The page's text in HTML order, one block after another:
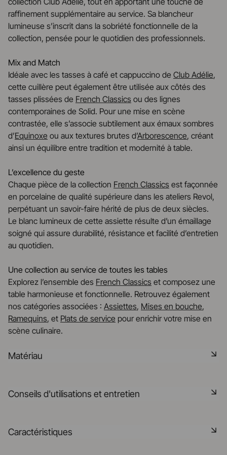
raffinement supplémentaire au service. Sa blancheur
lumineuse s’inscrit dans la sobriété fonctionnelle de la
collection, pensée pour le quotidien des professionnels.
Mix and Match
Idéale avec les tasses à café et cappuccino de Club Adélie,
cette cuillère peut également être utilisée aux côtés des
tasses plissées de French Classics ou des lignes
contemporaines de Solid. Pour une mise en scène
contrastée, elle s’associe subtilement aux émaux sombres
d’Equinoxe ou aux textures brutes d’Arborescence, créant
ainsi un équilibre entre tradition et modernité à table.
L’excellence du geste
Chaque pièce de la collection French Classics est façonnée
en porcelaine de qualité supérieure dans les ateliers Revol,
perpétuant un savoir-faire hérité de plus de deux siècles.
Le blanc lumineux de cette assiette résulte d’un émaillage
soigné qui assure durabilité, résistance et facilité d’entretien
au quotidien.
Une collection au service de toutes les tables
Explorez l’ensemble des French Classics et composez une
table harmonieuse et fonctionnelle. Retrouvez également
nos catégories associées : Assiettes, Mises en bouche,
Ramequins, et Plats de service pour enrichir votre mise en
scène culinaire.
Matériau
matières premières minérales rigoureusement
chocs thermiques et mécaniques et retient la chaleur. Elle
Conseils d'utilisations et entretien
Caractéristiques